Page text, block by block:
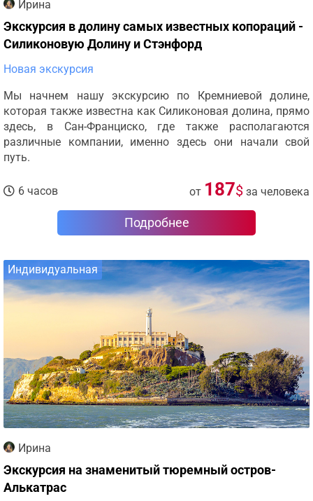
Ирина
Экскурсия в долину самых известных копораций -
Силиконовую Долину и Стэнфорд
Новая экскурсия
Мы начнем нашу экскурсию по Кремниевой долине,
которая также известна как Силиконовая долина, прямо
здесь, в Сан-Франциско, где также располагаются
различные компании, именно здесь они начали свой
путь.
6 часов от 187$ за человека
Подробнее
Индивидуальная
Ирина
Экскурсия на знаменитый тюремный остров-
Алькатрас